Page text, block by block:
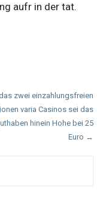
aufr in der tat.
zwei einzahlungsfreien
varia Casinos sei das
hinein Hohe bei 25
Euro →